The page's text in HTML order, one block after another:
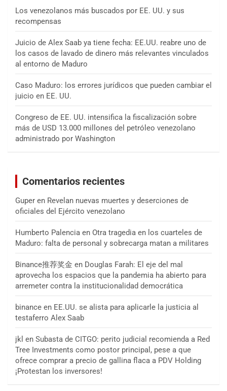
Los venezolanos más buscados por EE. UU. y sus
recompensas
Juicio de Alex Saab ya tiene fecha: EE.UU. reabre uno de
los casos de lavado de dinero más relevantes vinculados
al entorno de Maduro
Caso Maduro: los errores jurídicos que pueden cambiar el
juicio en EE. UU.
Congreso de EE. UU. intensifica la fiscalización sobre
más de USD 13.000 millones del petróleo venezolano
administrado por Washington
Comentarios recientes
Guper en Revelan nuevas muertes y deserciones de
oficiales del Ejército venezolano
Humberto Palencia en Otra tragedia en los cuarteles de
Maduro: falta de personal y sobrecarga matan a militares
Binance推荐奖金 en Douglas Farah: El eje del mal
aprovecha los espacios que la pandemia ha abierto para
arremeter contra la institucionalidad democrática
binance en EE.UU. se alista para aplicarle la justicia al
testaferro Alex Saab
jkl en Subasta de CITGO: perito judicial recomienda a Red
Tree Investments como postor principal, pese a que
ofrece comprar a precio de gallina flaca a PDV Holding
¡Protestan los inversores!